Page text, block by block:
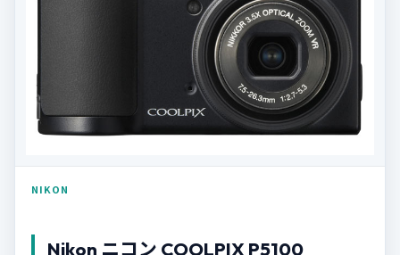
NIKON
Nikon ニコン COOLPIX P5100